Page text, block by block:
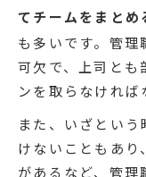
てチームをまと
も多いです。管理
可欠で、上司とも
ンを取らなければ
また、いざとい
けないこともあ
があるなど、管理